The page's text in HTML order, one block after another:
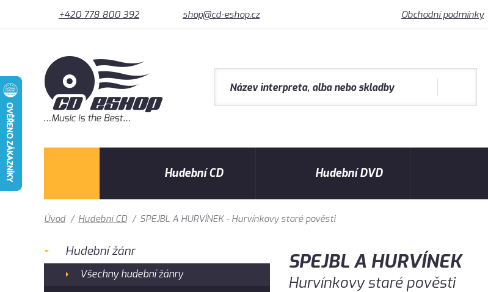
+420 778 800 392 shop@cd-eshop.cz Obchodní podmínky
Hudební CD Hudební DVD
Úvod / Hudební CD / SPEJBL A HURVÍNEK - Hurvínkovy staré pověsti
SPEJBL A HURVÍNEK
Hurvínkovy staré pověsti
Hudební žánr
Všechny hudební žánry